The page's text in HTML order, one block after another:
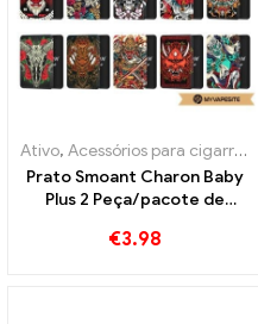
Ativo, Acessórios para cigarros eletrônicos
Prato Smoant Charon Baby
Plus 2 Peça/pacote de
atacado丨Personalizado
€3.98